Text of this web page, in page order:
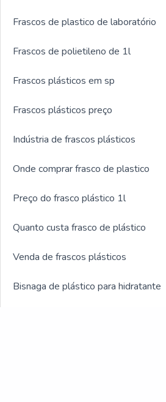
Frascos de plastico de laboratório
Frascos de polietileno de 1l
Frascos plásticos em sp
Frascos plásticos preço
Indústria de frascos plásticos
Onde comprar frasco de plastico
Preço do frasco plástico 1l
Quanto custa frasco de plástico
Venda de frascos plásticos
Bisnaga de plástico para hidratante